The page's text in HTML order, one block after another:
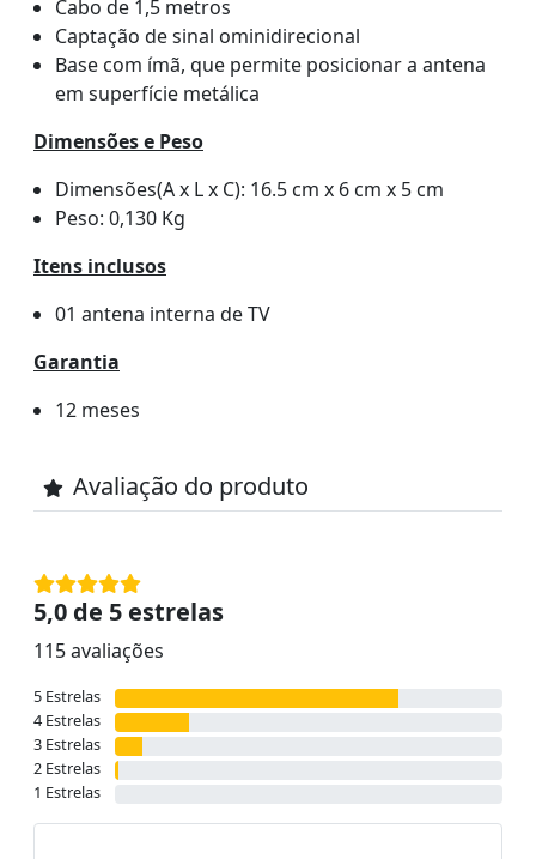
Cabo de 1,5 metros
Captação de sinal ominidirecional
Base com ímã, que permite posicionar a antena
em superfície metálica
Dimensões e Peso
Dimensões(A x L x C): 16.5 cm x 6 cm x 5 cm
Peso: 0,130 Kg
Itens inclusos
01 antena interna de TV
Garantia
12 meses
Avaliação do produto
5,0 de 5 estrelas
115 avaliações
5 Estrelas
4 Estrelas
3 Estrelas
2 Estrelas
1 Estrelas